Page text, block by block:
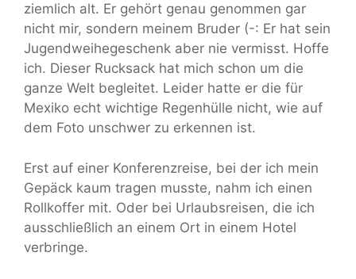
ziemlich alt. Er gehört genau genommen gar
nicht mir, sondern meinem Bruder (-: Er hat sein
Jugendweihegeschenk aber nie vermisst. Hoffe
ich. Dieser Rucksack hat mich schon um die
ganze Welt begleitet. Leider hatte er die für
Mexiko echt wichtige Regenhülle nicht, wie auf
dem Foto unschwer zu erkennen ist.
Erst auf einer Konferenzreise, bei der ich mein
Gepäck kaum tragen musste, nahm ich einen
Rollkoffer mit. Oder bei Urlaubsreisen, die ich
ausschließlich an einem Ort in einem Hotel
verbringe.